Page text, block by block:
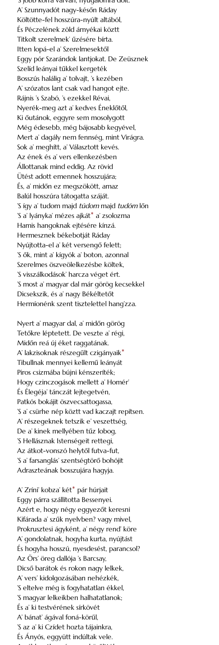
A’ Szunnyadót nagy-későn Ráday
Költötte-fel hosszúra-nyúlt altából,
És Péczelének zöld árnyékai köztt
Titkolt szerelmek’ űzésére bírta.
Itten lopá-el a’ Szerelmesektől
Eggy pór Szarándok lantjokat. De Zeüsznek
Szelíd leányai tűkkel kergeték
Bosszús halálig a’ tolvajt, ’s kezében
A’ szózatos lant csak vad hangot ejte.
Rájnis ’s Szabó, ’s ezekkel Révai,
Nyerék-meg azt a’ kedves Éneklőtől,
Ki őutánok, eggyre sem mosolygott
Még édesebb, még bájosabb kegyével,
Mert a’ dagály nem fennség, mint Virágra.
Sok a’ meghítt, a’ Választott kevés.
Az ének és a’ vers ellenkezésben
Állottanak mind eddig. Az rövid
Ütést adott emennek hosszujára;
És, a’ midőn ez megszökött, amaz
Balúl hosszúra tátogatta száját.
’S így a’ tudom majd túdommajd tudómlőn
’S a’ lyányka’ mézes ajkát* a’ zsolozma
Hamis hangoknak ejtésére kínzá.
Hermesznek békebotját Ráday
Nyújtotta-el a’ két versengő felett;
’S ők, mint a’ kígyók a’ boton, azonnal
Szerelmes öszveölelkezésbe költek,
’S visszálkodások’ harcza véget ért.
’S most a’ magyar dal már görög kecsekkel
Dicsekszik, és a’ nagy Békéltetőt
Hermíonénk szent tisztelettel hang’zza.
Nyert a’ magyar dal, a’ midőn görög
Tetőkre léptetett. De veszte a’ régi,
Midőn reá új éket raggatának.
A’ lakzisoknak részegűlt czigányaik*
Tibullnak mennyei kellemű leányát
Piros csizmába bújni kénszeríték;
Hogy czinczogások mellett a’ Homér’
És Élegéja’ tánczát lejtegetvén,
Patkós bokájit öszvecsattogassa,
’S a’ csürhe nép köztt vad kaczajt repítsen.
A’ részegeknek tetszik e’ veszettség,
De a’ kinek mellyében tűz lobog,
’S Hellásznak Istenségeit rettegi,
Az átkot-vonszó helytől futva-fut,
’S a’ farsanglás’ szentségtörő bohójit
Adraszteának bosszujára hagyja.
A’ Zríni’ kobza’ két* pár húrjait
Eggy párra szállította Bessenyei.
Azért e, hogy négy eggyezőt keresni
Kifárada a’ szűk nyelvben? vagy mivel,
Prokrusztesi ágyként, a’ négy rend’ köre
A’ gondolatnak, hogyha kurta, nyújtást
És hogyha hosszú, nyesdesést, parancsol?
Az Örs’ öreg dallója ’s Barcsay,
Dicső barátok és rokon nagy lelkek,
A’ vers’ kidolgozásában nehézkék,
’S eltelve még is fogyhatatlan ékkel,
’S magyar lelkeikben halhatatlanok;
És a’ ki testvérének sírkövét
A’ bánat’ ágával foná-körűl,
’S az a’ ki Czídet hozta tájainkra,
És Ányós, eggyütt indúltak vele.